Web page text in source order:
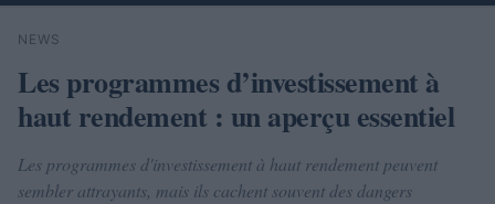
Rechercher
NEWS
Les programmes d’investissement à
haut rendement : un aperçu essentiel
Les programmes d'investissement à haut rendement peuvent
sembler attrayants, mais ils cachent souvent des dangers